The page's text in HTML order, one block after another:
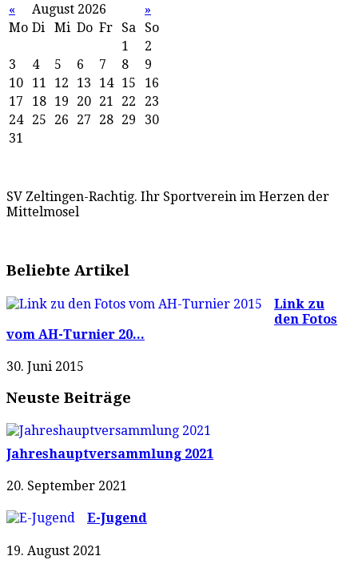
« August 2026
»
Mo Di Mi Do Fr Sa
So
1
2
3
4 5 6 7 8
9
10
11 12 13 14 15
16
17
18 19 20 21 22
23
24
25 26 27 28 29
30
31
SV Zeltingen-Rachtig. Ihr Sportverein im Herzen der
Mittelmosel
Beliebte Artikel
Link zu
den Fotos
vom AH-Turnier 20...
30. Juni 2015
Neuste Beiträge
Jahreshauptversammlung 2021
20. September 2021
E-Jugend
19. August 2021